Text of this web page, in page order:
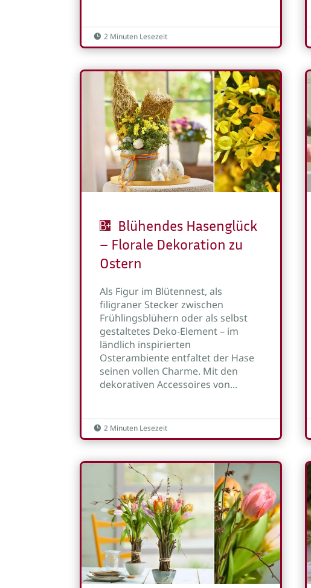
 2 Minuten Lesezeit
Blühendes Hasenglück
– Florale Dekoration zu
Ostern
Als Figur im Blütennest, als
filigraner Stecker zwischen
Frühlingsblühern oder als selbst
gestaltetes Deko‑Element – im
ländlich inspirierten
Osterambiente entfaltet der Hase
seinen vollen Charme. Mit den
dekorativen Accessoires von...
 2 Minuten Lesezeit